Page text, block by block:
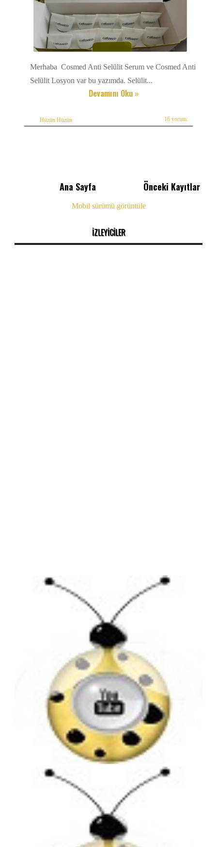
Merhaba Cosmed Anti Selülit Serum ve Cosmed Anti
Selülit Losyon var bu yazımda. Selülit...
Devamını Oku »
Hüzün Hüzün 16 yorum:
Önceki Kayıtlar
Ana Sayfa
Mobil sürümü görüntüle
İZLEYİCİLER